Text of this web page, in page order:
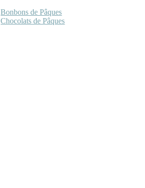
Bonbons de Pâques
Chocolats de Pâques